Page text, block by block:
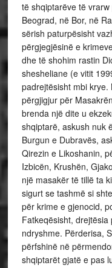
të shqiptarëve të
Beograd, në Bor, në
sërish paturpësisht
përgjegjësinë e
dhe të shohim rastin
shesheliane (e vitit
padrejtësisht mbi
përgjigjur për
brenda një dite u
shqiptarë, askush nuk
Burgun e Dubravës,
Qirezin e Likoshanin,
Izbicën, Krushën,
një masakër të tillë ta
sigurt se tashmë si
për krime e gjenocid,
Fatkeqësisht,
ndryshme. Përderisa,
përfshinë në
shqiptarët gjatë e pas